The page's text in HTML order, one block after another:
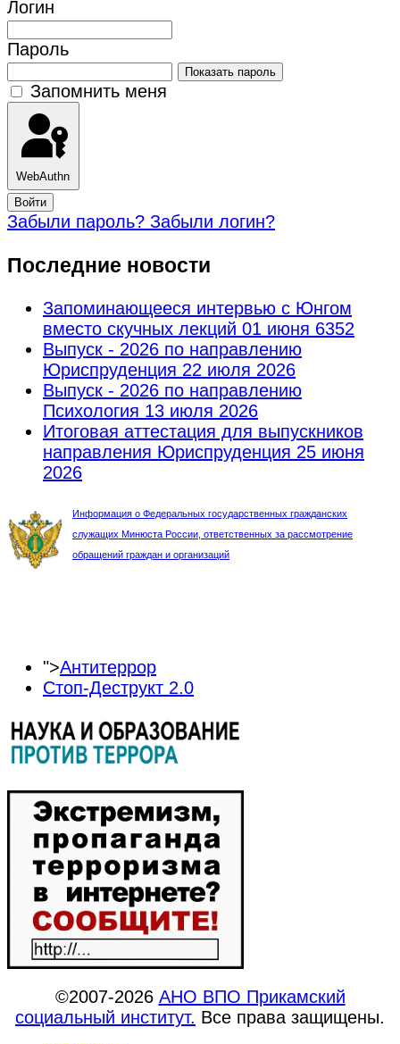
Логин
Пароль
Показать пароль
Запомнить меня
WebAuthn
Войти
Забыли пароль? Забыли логин?
Последние новости
Запоминающееся интервью с Юнгом
вместо скучных лекций 01 июня 6352
Выпуск - 2026 по направлению
Юриспруденция 22 июля 2026
Выпуск - 2026 по направлению
Психология 13 июля 2026
Итоговая аттестация для выпускников
направления Юриспруденция 25 июня
2026
Информация о Федеральных государственных гражданских
служащих Минюста России, ответственных за рассмотрение
обращений граждан и организаций
">Антитеррор
Стоп-Деструкт 2.0
©2007-2026 АНО ВПО Прикамский
социальный институт. Все права защищены.